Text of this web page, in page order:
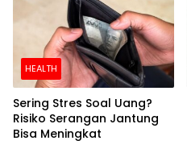
HEALTH
Sering Stres Soal Uang?
Risiko Serangan Jantung
Bisa Meningkat